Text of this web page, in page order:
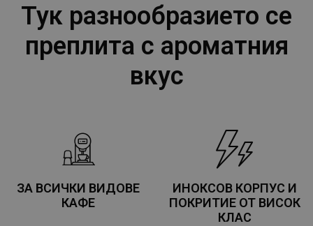
Тук разнообразието се
преплита с ароматния
вкус
ЗА ВСИЧКИ ВИДОВЕ
КАФЕ
ИНОКСОВ КОРПУС И
ПОКРИТИЕ ОТ ВИСОК
КЛАС